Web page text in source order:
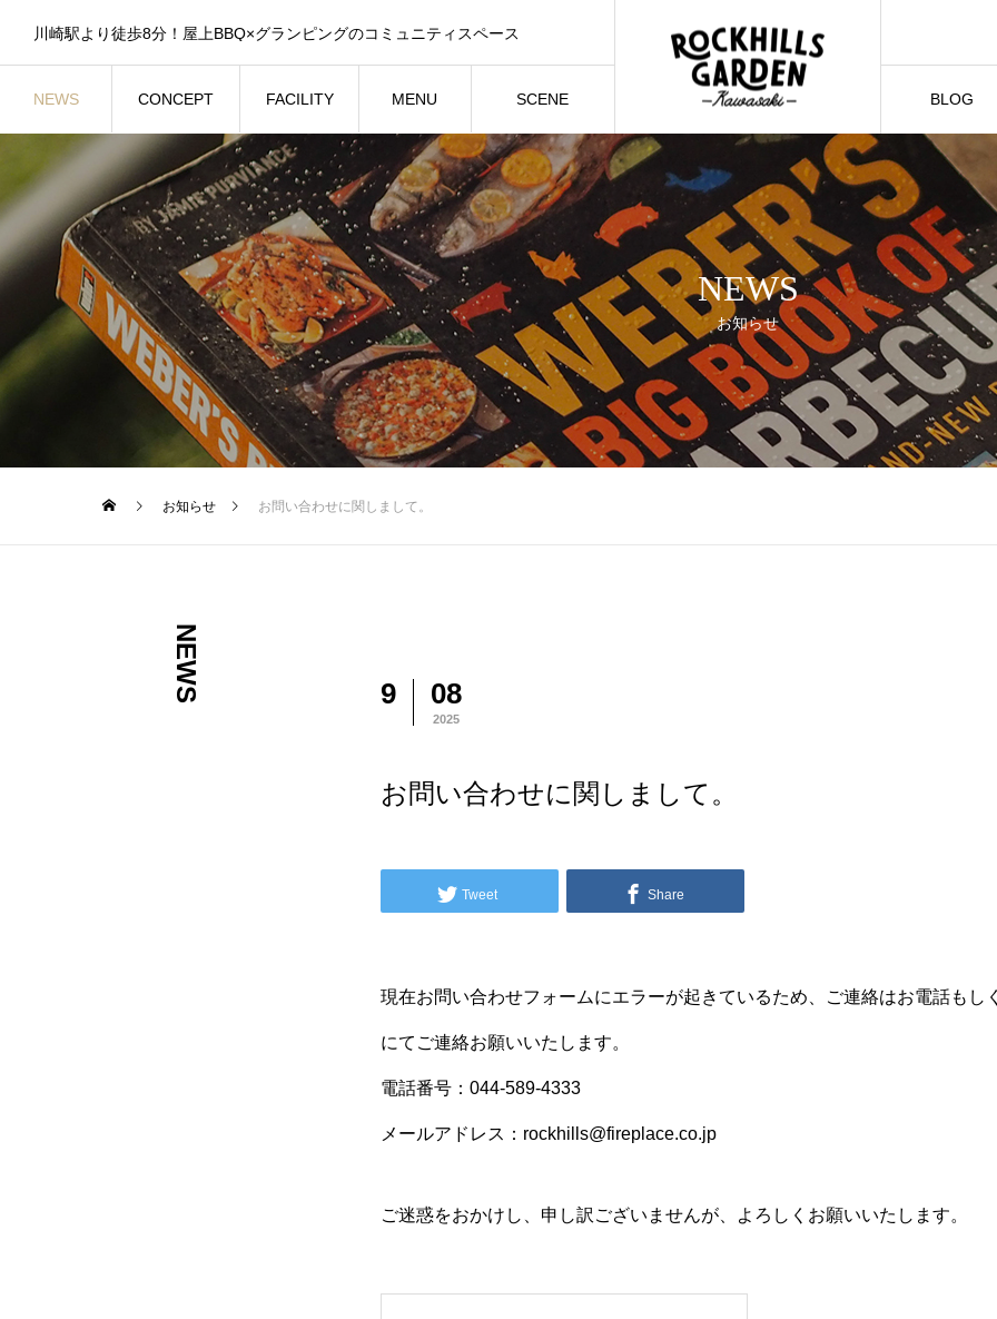
NEWS
CONCEPT
FACILITY
MENU
SCENE
BLOG
川崎駅より徒歩8分！屋上BBQ×グランピングのコミュニティスペース
NEWS
お知らせ
お知らせ お問い合わせに関しまして。
NEWS 9 08
2025
お問い合わせに関しまして。
Tweet Share
現在お問い合わせフォームにエラーが起きているため、ご連絡はお電話もし
にてご連絡お願いいたします。
電話番号：044-589-4333
メールアドレス：rockhills@fireplace.co.jp
ご迷惑をおかけし、申し訳ございませんが、よろしくお願いいたします。